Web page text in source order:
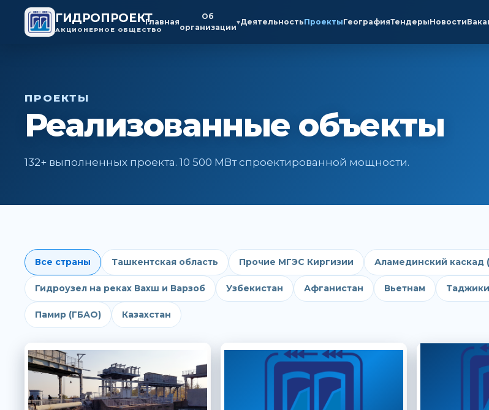
ГИДРОПРОЕКТ
АКЦИОНЕРНОЕ ОБЩЕСТВО
Главная
Об
организации
▾ДеятельностьПроектыГеографияТендерыНовости
ПРОЕКТЫ
Реализованные объекты
132+ выполненных проекта. 10 500 МВт спроектированной мощности.
Все страны Ташкентская область Прочие МГЭС Киргизии Аламединский каскад
Гидроузел на реках Вахш и Варзоб Узбекистан Афганистан Вьетнам
Памир (ГБАО) Казахстан